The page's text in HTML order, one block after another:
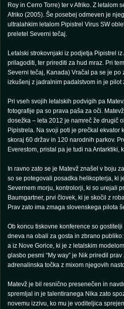
Roy in Cerro Torre) ter v Afriko. Z letalom
Afriko (2005). Še posebej odmeven je
ultralahkim letalom Pipistrel Virus SW
preletel Severni tečaj.
Letalski strokovnjaki iz podjetja Pipistrel
prilagoditi, ter prirediti za hud mraz. Pri
Severni tečaj, Kanada) Vračal pa se je
izkušenj z jadralnim padalstvom in je
Pri vseh svojih letalskih podvigih pa
fotografije pa so prava paša za oči.
dosežka – leta 2012 je namreč že drugič
Pipistrela. Na svoji poti je prečkal ekvator
skoraj 60 držav in 120 narodnih parkov.
Everestom, pristal pa je tudi na
In ravno zato se je Matevž znašel v boju
so se potegovali posadka helikopterja, ki
Severnem morju, kontrolorji, ki so urejali
Baumgartner, prvi človek, ki je skočil z
Prav zato ima zmaga slovenskega pilota
Ob koncu tiskovne konference so
dneva na obali za gosta in zbrano
a iz Nove Gorice, ki je z letalskim
glasbo pesmi “My way” je Nik priredil
adrenalinska točka z mixom njegovih
Matevž je bil resnično presenečen in
spremljal in je talentiranega Nika zato
novemu izzivu, ko mu je voditeljica